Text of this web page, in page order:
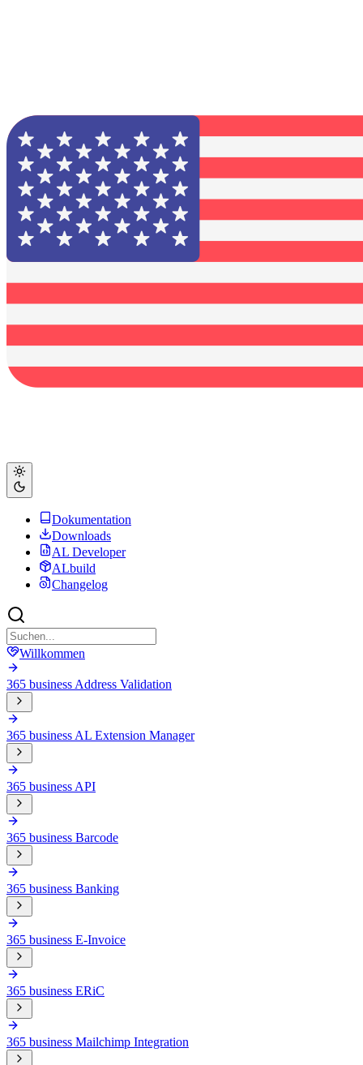
Dokumentation
Downloads
AL Developer
ALbuild
Changelog
Willkommen
365 business Address Validation
365 business AL Extension Manager
365 business API
365 business Barcode
365 business Banking
365 business E-Invoice
365 business ERiC
365 business Mailchimp Integration